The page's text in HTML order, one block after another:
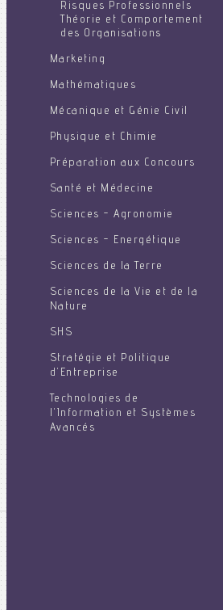
Risques Professionnels
Théorie et Comportement
des Organisations
Marketing
Mathématiques
Mécanique et Génie Civil
Physique et Chimie
Préparation aux Concours
Santé et Médecine
Sciences - Agronomie
Sciences - Energétique
Sciences de la Terre
Sciences de la Vie et de la
Nature
SHS
Stratégie et Politique
d'Entreprise
Technologies de
l'Information et Systèmes
Avancés